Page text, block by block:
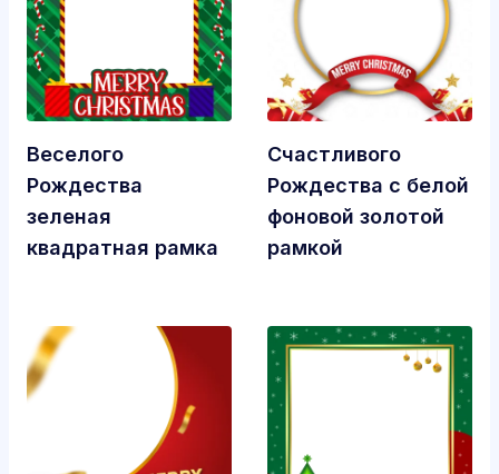
Веселого
Рождества
зеленая
квадратная рамка
Счастливого
Рождества с белой
фоновой золотой
рамкой